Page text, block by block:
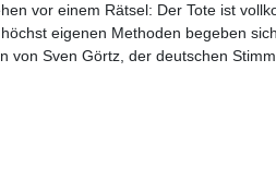
vor einem Rätsel: Der Tote ist
eigenen Methoden begeben
von Sven Görtz, der deutschen